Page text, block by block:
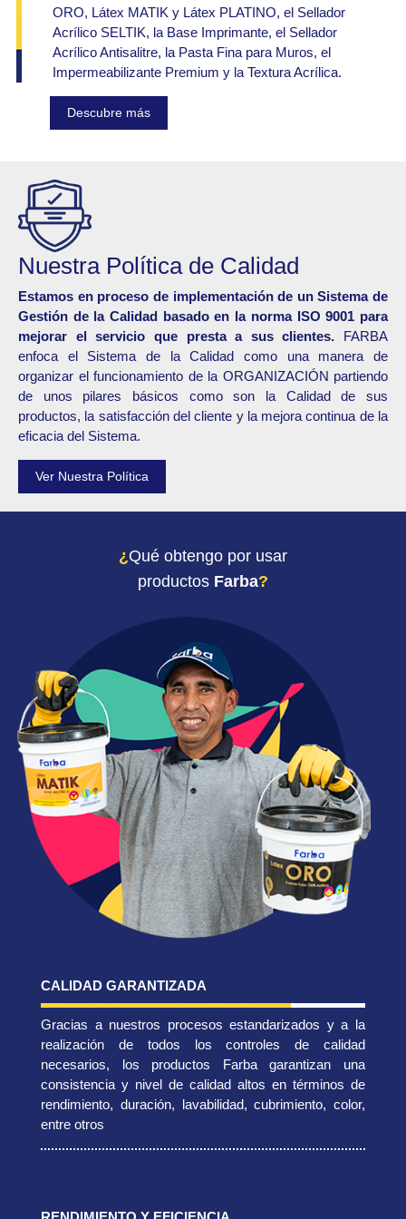
ORO, Látex MATIK y Látex PLATINO, el Sellador
Acrílico SELTIK, la Base Imprimante, el Sellador
Acrílico Antisalitre, la Pasta Fina para Muros, el
Impermeabilizante Premium y la Textura Acrílica.
Descubre más
Nuestra Política de Calidad
Estamos en proceso de implementación de un Sistema de
Gestión de la Calidad basado en la norma ISO 9001 para
mejorar el servicio que presta a sus clientes. FARBA
enfoca el Sistema de la Calidad como una manera de
organizar el funcionamiento de la ORGANIZACIÓN partiendo
de unos pilares básicos como son la Calidad de sus
productos, la satisfacción del cliente y la mejora continua de la
eficacia del Sistema.
Ver Nuestra Política
¿Qué obtengo por usar
productos Farba?
CALIDAD GARANTIZADA
Gracias a nuestros procesos estandarizados y a la
realización de todos los controles de calidad
necesarios, los productos Farba garantizan una
consistencia y nivel de calidad altos en términos de
rendimiento, duración, lavabilidad, cubrimiento, color,
entre otros